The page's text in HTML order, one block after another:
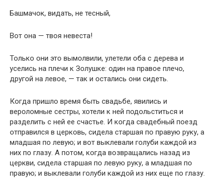
Башмачок, видать, не тесный,
Вот она — твоя невеста!
Только они это вымолвили, улетели оба с дерева и
уселись на плечи к Золушке: один на правое плечо,
другой на левое, — так и остались они сидеть.
Когда пришло время быть свадьбе, явились и
вероломные сестры, хотели к ней подольститься и
разделить с ней ее счастье. И когда свадебный поезд
отправился в церковь, сидела старшая по правую руку, а
младшая по левую; и вот выклевали голуби каждой из
них по глазу. А потом, когда возвращались назад из
церкви, сидела старшая по левую руку, а младшая по
правую; и выклевали голуби каждой из них еще по глазу.